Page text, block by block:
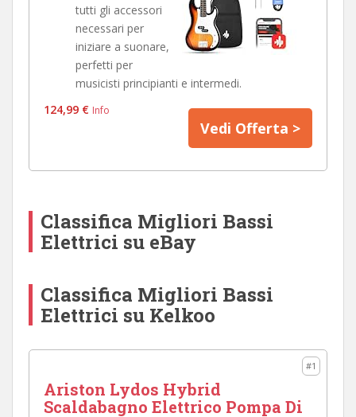
tutti gli accessori
necessari per
iniziare a suonare,
perfetti per
musicisti principianti e intermedi.
124,99 € Info
Vedi Offerta >
Classifica Migliori Bassi
Elettrici su eBay
Classifica Migliori Bassi
Elettrici su Kelkoo
#1
Ariston Lydos Hybrid
Scaldabagno Elettrico Pompa Di